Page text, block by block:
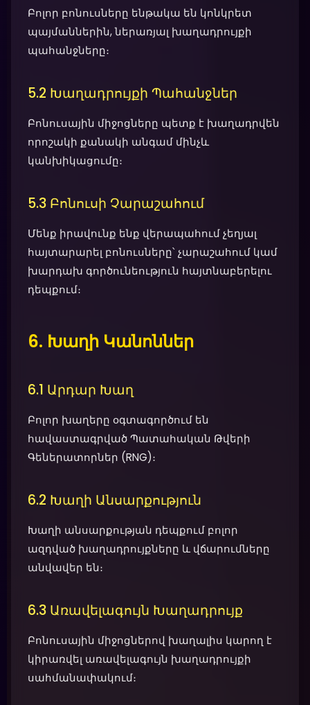
Բոլոր բոնուսները ենթակա են կոնկրետ
պայմաններին, ներառյալ խաղադրույքի
պահանջները։
5.2 Խաղադրույքի Պահանջներ
Բոնուսային միջոցները պետք է խաղադրվեն
որոշակի քանակի անգամ մինչև
կանխիկացումը։
5.3 Բոնուսի Չարաշահում
Մենք իրավունք ենք վերապահում չեղյալ
հայտարարել բոնուսները՝ չարաշահում կամ
խարդախ գործունեություն հայտնաբերելու
դեպքում։
6. Խաղի Կանոններ
6.1 Արդար Խաղ
Բոլոր խաղերը օգտագործում են
հավաստագրված Պատահական Թվերի
Գեներատորներ (RNG)։
6.2 Խաղի Անսարքություն
Խաղի անսարքության դեպքում բոլոր
ազդված խաղադրույքները և վճարումները
անվավեր են։
6.3 Առավելագույն Խաղադրույք
Բոնուսային միջոցներով խաղալիս կարող է
կիրառվել առավելագույն խաղադրույքի
սահմանափակում։